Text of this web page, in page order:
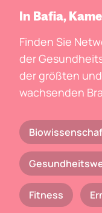
In Bafia,
Finden Sie
der
der größten
wachsenden
Fitness